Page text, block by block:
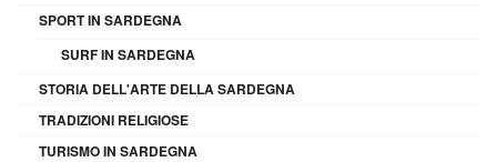
SPORT IN SARDEGNA
SURF IN SARDEGNA
STORIA DELL'ARTE DELLA SARDEGNA
TRADIZIONI RELIGIOSE
TURISMO IN SARDEGNA